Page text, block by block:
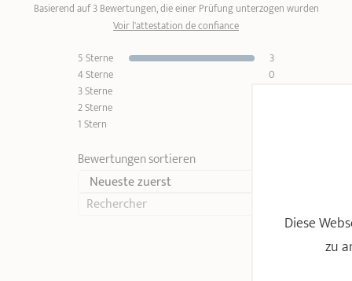
Basierend auf 3 Bewertungen, die einer Prüfung unterzogen wurden
Voir l'attestation de confiance
5 Sterne
3
4 Sterne
0
3 Sterne
2 Sterne
1 Stern
Bewertungen sortieren
Diese
zu